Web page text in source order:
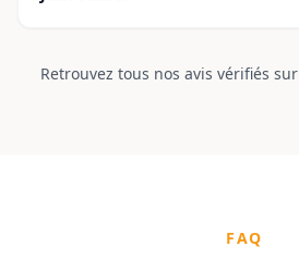
Retrouvez tous nos avis vérifiés sur
FAQ